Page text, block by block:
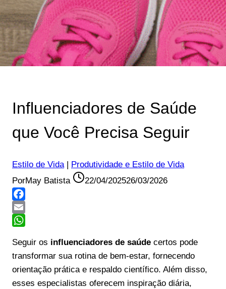
Influenciadores de Saúde
que Você Precisa Seguir
Estilo de Vida| Produtividade e Estilo de Vida
PorMay Batista 22/04/202526/03/2026
Seguir os influenciadores de saúde certos pode
transformar sua rotina de bem-estar, fornecendo
orientação prática e respaldo científico. Além disso,
esses especialistas oferecem inspiração diária,